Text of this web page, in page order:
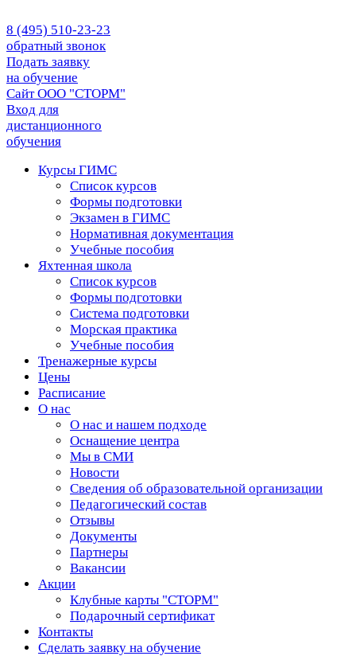
8 (495) 510-23-23
обратный звонок
Подать заявку
на обучение
Сайт ООО "СТОРМ"
Вход для
дистанционного
обучения
Курсы ГИМС
Список курсов
Формы подготовки
Экзамен в ГИМС
Нормативная документация
Учебные пособия
Яхтенная школа
Список курсов
Формы подготовки
Cистема подготовки
Морская практика
Учебные пособия
Тренажерные курсы
Цены
Расписание
О нас
О нас и нашем подходе
Оснащение центра
Мы в СМИ
Новости
Сведения об образовательной организации
Педагогический состав
Отзывы
Документы
Партнеры
Вакансии
Акции
Клубные карты "СТОРМ"
Подарочный сертификат
Контакты
Сделать заявку на обучение